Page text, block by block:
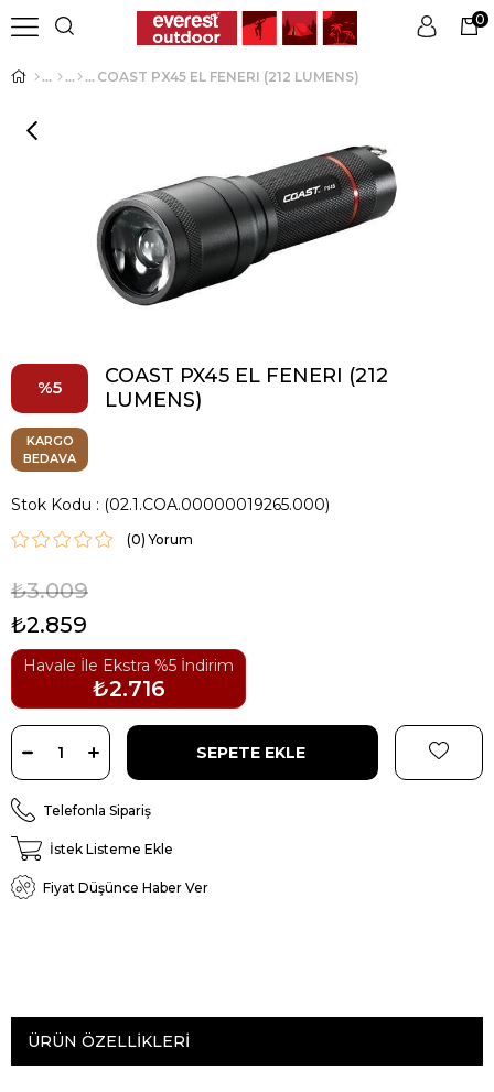
Üye Girişi Üye Ol
0
COAST PX45 EL FENERI (212 LUMENS)
5
COAST PX45 EL FENERI (212
LUMENS)
KARGO
BEDAVA
Stok Kodu (02.1.COA.00000019265.000)
(0)
₺3.009
₺2.859
Havale İle Ekstra %5 İndirim
₺2.716
Telefonla Sipariş
İstek Listeme Ekle
Fiyat Düşünce Haber Ver
ÜRÜN ÖZELLIKLERI